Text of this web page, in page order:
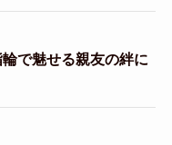
で魅せる親友の絆に